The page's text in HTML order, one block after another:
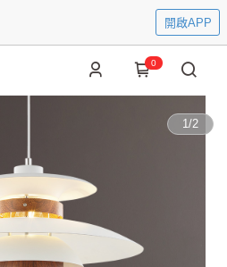
開啟APP
0
1/2